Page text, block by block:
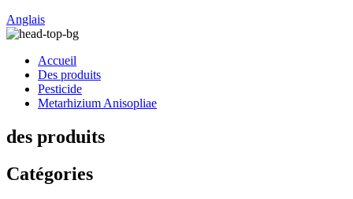
Anglais
Accueil
Des produits
Pesticide
Metarhizium Anisopliae
des produits
Catégories